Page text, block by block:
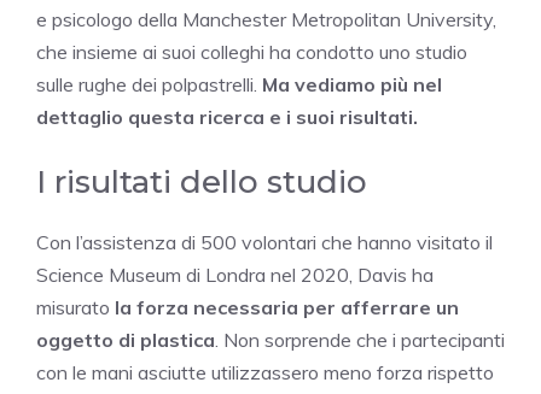
e psicologo della Manchester Metropolitan University,
che insieme ai suoi colleghi ha condotto uno studio
sulle rughe dei polpastrelli. Ma vediamo più nel
dettaglio questa ricerca e i suoi risultati.
I risultati dello studio
Con l’assistenza di 500 volontari che hanno visitato il
Science Museum di Londra nel 2020, Davis ha
misurato la forza necessaria per afferrare un
oggetto di plastica . Non sorprende che i partecipanti
con le mani asciutte utilizzassero meno forza rispetto